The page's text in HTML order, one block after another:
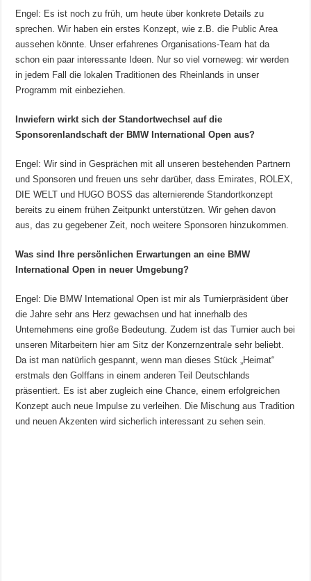
Engel: Es ist noch zu früh, um heute über konkrete Details zu
sprechen. Wir haben ein erstes Konzept, wie z.B. die Public Area
aussehen könnte. Unser erfahrenes Organisations-Team hat da
schon ein paar interessante Ideen. Nur so viel vorneweg: wir werden
in jedem Fall die lokalen Traditionen des Rheinlands in unser
Programm mit einbeziehen.
Inwiefern wirkt sich der Standortwechsel auf die
Sponsorenlandschaft der BMW International Open aus?
Engel: Wir sind in Gesprächen mit all unseren bestehenden Partnern
und Sponsoren und freuen uns sehr darüber, dass Emirates, ROLEX,
DIE WELT und HUGO BOSS das alternierende Standortkonzept
bereits zu einem frühen Zeitpunkt unterstützen. Wir gehen davon
aus, das zu gegebener Zeit, noch weitere Sponsoren hinzukommen.
Was sind Ihre persönlichen Erwartungen an eine BMW
International Open in neuer Umgebung?
Engel: Die BMW International Open ist mir als Turnierpräsident über
die Jahre sehr ans Herz gewachsen und hat innerhalb des
Unternehmens eine große Bedeutung. Zudem ist das Turnier auch bei
unseren Mitarbeitern hier am Sitz der Konzernzentrale sehr beliebt.
Da ist man natürlich gespannt, wenn man dieses Stück „Heimat“
erstmals den Golffans in einem anderen Teil Deutschlands
präsentiert. Es ist aber zugleich eine Chance, einem erfolgreichen
Konzept auch neue Impulse zu verleihen. Die Mischung aus Tradition
und neuen Akzenten wird sicherlich interessant zu sehen sein.